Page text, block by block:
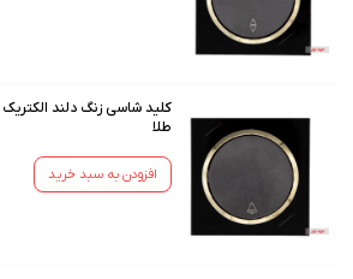
کلید شاسی زنگ دلند
طلا
افزودن به سبد خرید